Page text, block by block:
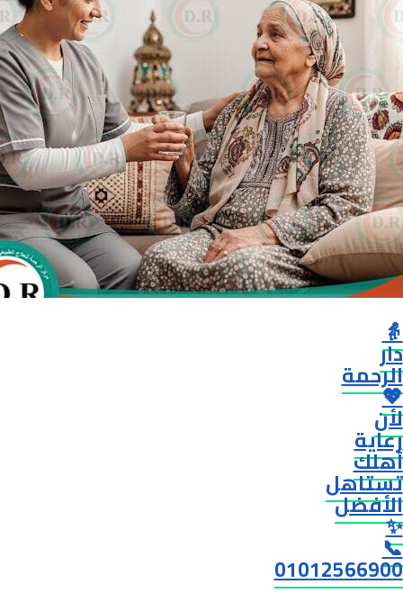
👵
دار
الرحمة
💖
لأن
رعاية
أهلك
تستاهل
الأفضل
✨
📞
01012566900